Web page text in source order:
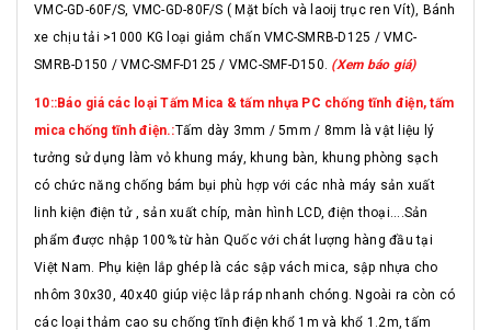
VMC-GD-60F/S, VMC-GD-80F/S ( Mặt bích và laoij trục ren Vít), Bánh
xe chịu tải >1000 KG loại giảm chấn VMC-SMRB-D125 / VMC-
SMRB-D150 / VMC-SMF-D125 / VMC-SMF-D150. (Xem báo giá)
10::Báo giá các loại Tấm Mica & tấm nhựa PC chống tĩnh điện, tấm
mica chống tĩnh điện.:Tấm dày 3mm / 5mm / 8mm là vật liệu lý
tưởng sử dụng làm vỏ khung máy, khung bàn, khung phòng sạch
có chức năng chống bám bụi phù hợp với các nhà máy sản xuất
linh kiện điện tử , sản xuất chíp, màn hình LCD, điện thoại....Sản
phẩm được nhập 100% từ hàn Quốc với chát lượng hàng đầu tại
Việt Nam. Phụ kiện lắp ghép là các sập vách mica, sập nhựa cho
nhôm 30x30, 40x40 giúp việc lắp ráp nhanh chóng. Ngoài ra còn có
các loại thảm cao su chống tĩnh điện khổ 1m và khổ 1.2m, tấm